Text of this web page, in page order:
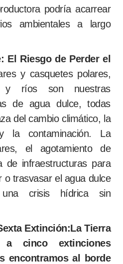
podría acarrear
ambientales a largo
El Riesgo de Perder el
y casquetes polares,
y ríos son nuestras
de agua dulce, todas
del cambio climático, la
y la contaminación. La
el agotamiento de
de infraestructuras para
o trasvasar el agua dulce
crisis hídrica sin
Extinción:La Tierra
a cinco extinciones
encontramos al borde